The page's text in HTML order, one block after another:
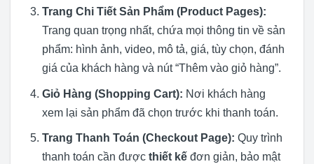
Trang Chi Tiết Sản Phẩm (Product Pages):
Trang quan trọng nhất, chứa mọi thông tin về sản
phẩm: hình ảnh, video, mô tả, giá, tùy chọn, đánh
giá của khách hàng và nút “Thêm vào giỏ hàng”.
Giỏ Hàng (Shopping Cart): Nơi khách hàng
xem lại sản phẩm đã chọn trước khi thanh toán.
Trang Thanh Toán (Checkout Page): Quy trình
thanh toán cần được thiết kếđơn giản, bảo mật